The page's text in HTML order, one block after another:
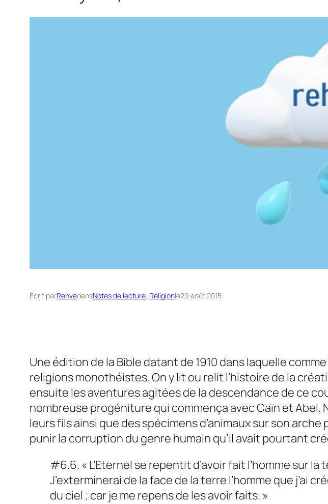
Écrit parRehvedansNotes de lecture, Religionle29 août 2015
Une édition de la Bible datant de 1910 dans laquelle
religions monothéistes. On y lit ou relit l’histoire de la
ensuite les aventures agitées de la descendance de ce
nombreuse progéniture qui commença avec Caïn et
leurs fils ainsi que des spécimens d’animaux sur son
punir la corruption du genre humain qu’il avait pourtant
#6.6. « L’Eternel se repentit d’avoir fait l’homme sur
J’exterminerai de la face de la terre l’homme que j’ai
du ciel ; car je me repens de les avoir faits. »